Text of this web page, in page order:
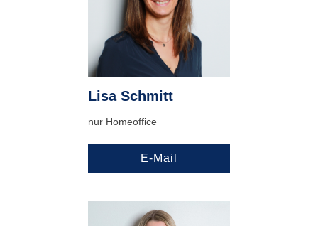
Lisa Schmitt
nur Homeoffice
E-Mail